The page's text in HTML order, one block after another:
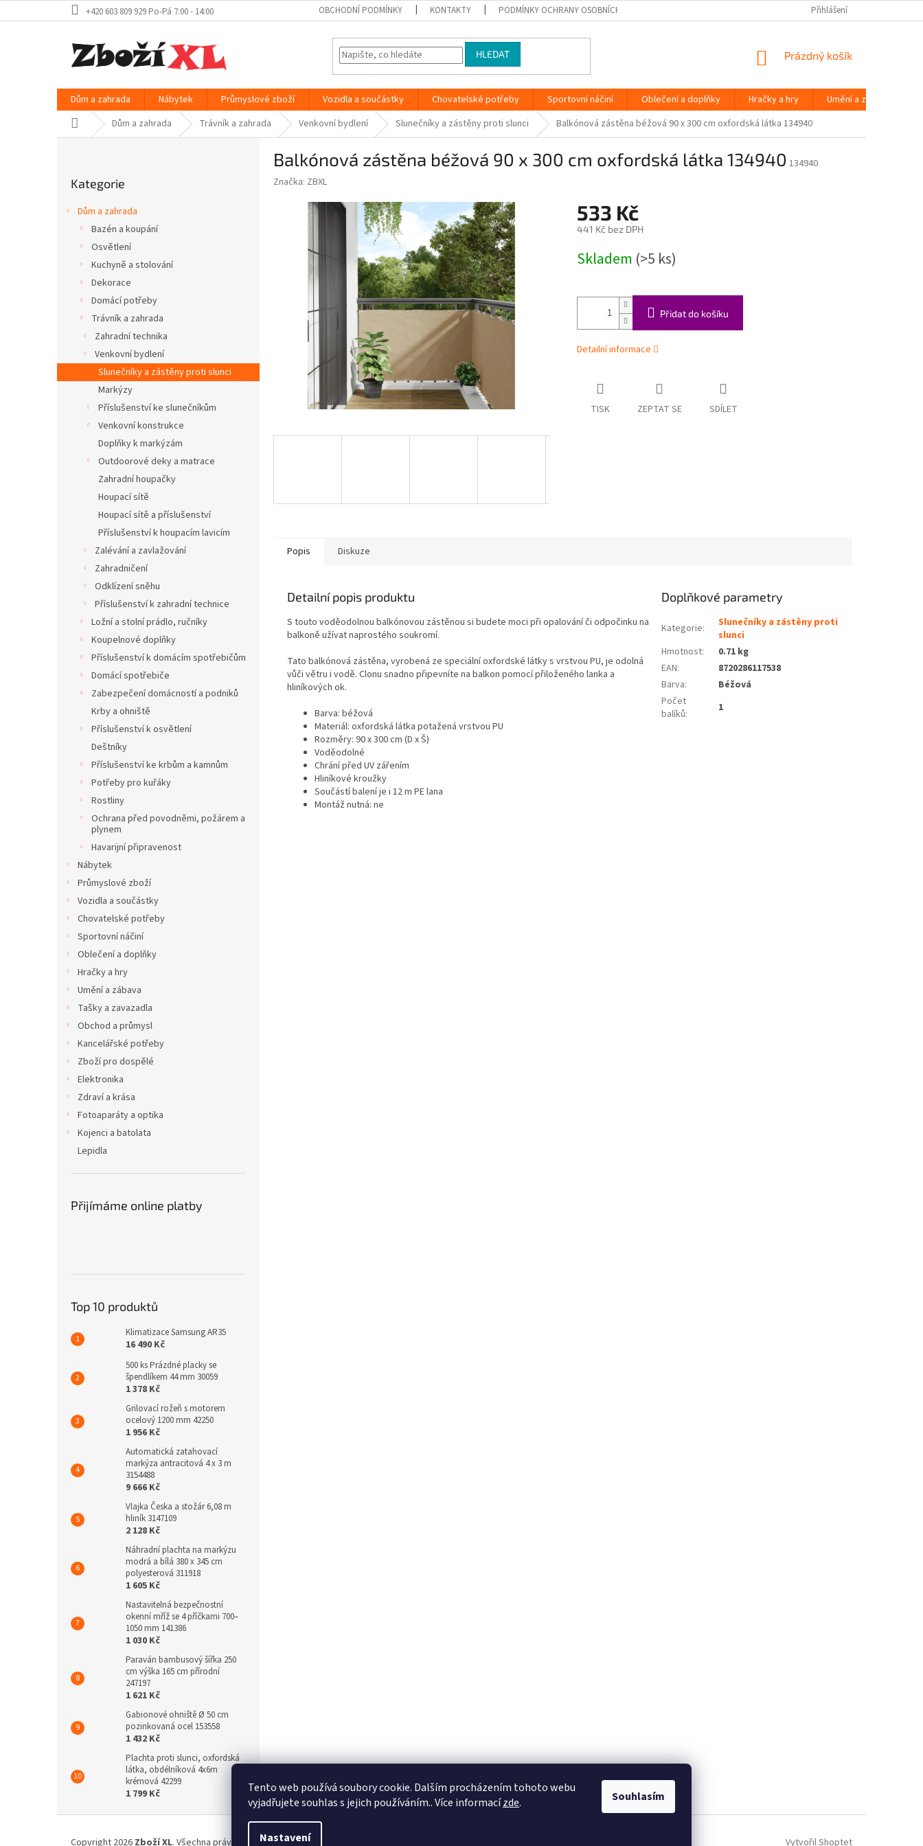
Tento web používá soubory cookie. Dalším procházením tohoto webu
vyjadřujete souhlas s jejich používáním.. Více informacízde.
Nastavení
Souhlasím
na
+420 603 809 929 Po-Pá 7:00 - 14:00 OBCHODNÍ PODMÍNKY KONTAKTY PODMÍNKY OCHRANY OSOBNÍCH ÚDAJŮ Přihlášení
HLEDAT
NÁKUPNÍ
Prázdný košík
Dům a zahrada Nábytek Průmyslové zboží Vozidla a součástky Chovatelské potřeby Sportovní náčiní Oblečení a doplňky Hračky a hry Umění a zábava
Domů Dům a zahrada Trávník a zahrada Venkovní bydlení Slunečníky a zástěny proti slunci Balkónová zástěna béžová 90 x 300 cm oxfordská látka 134940
kategorie
Kategorie
Dům a zahrada
Bazén a koupání
Osvětlení
Kuchyně a stolování
Dekorace
Domácí potřeby
Trávník a zahrada
Zahradní technika
Venkovní bydlení
Slunečníky a zástěny proti slunci
Markýzy
Příslušenství ke slunečníkům
Venkovní konstrukce
Doplňky k markýzám
Outdoorové deky a matrace
Zahradní houpačky
Houpací sítě
Houpací sítě a příslušenství
Příslušenství k houpacím lavicím
Zalévání a zavlažování
Zahradničení
Odklízení sněhu
Příslušenství k zahradní technice
Ložní a stolní prádlo, ručníky
Koupelnové doplňky
Příslušenství k domácím spotřebičům
Domácí spotřebiče
Zabezpečení domácností a podniků
Krby a ohniště
Příslušenství k osvětlení
Deštníky
Příslušenství ke krbům a kamnům
Potřeby pro kuřáky
Rostliny
Ochrana před povodněmi, požárem a
plynem
Havarijní připravenost
Nábytek
Průmyslové zboží
Vozidla a součástky
Chovatelské potřeby
Sportovní náčiní
Oblečení a doplňky
Hračky a hry
Umění a zábava
Tašky a zavazadla
Obchod a průmysl
Kancelářské potřeby
Zboží pro dospělé
Elektronika
Zdraví a krása
Fotoaparáty a optika
Kojenci a batolata
Lepidla
Přijímáme online platby
Top 10 produktů
Klimatizace Samsung AR35
16 490 Kč
500 ks Prázdné placky se
špendlíkem 44 mm 30059
1 378 Kč
Grilovací rožeň s motorem
ocelový 1200 mm 42250
1 956 Kč
Automatická zatahovací
markýza antracitová 4 x 3 m
3154488
9 666 Kč
Vlajka Česka a stožár 6,08 m
hliník 3147109
2 128 Kč
Náhradní plachta na markýzu
modrá a bílá 380 x 345 cm
polyesterová 311918
1 605 Kč
Nastavitelná bezpečnostní
okenní mříž se 4 příčkami 700–
1050 mm 141386
1 030 Kč
Paraván bambusový šířka 250
cm výška 165 cm přírodní
247197
1 621 Kč
Gabionové ohniště Ø 50 cm
pozinkovaná ocel 153558
1 432 Kč
Plachta proti slunci, oxfordská
látka, obdélníková 4x6m
krémová 42299
1 799 Kč
Balkónová zástěna béžová 90 x 300 cm oxfordská látka 134940 134940
Značka: ZBXL
533 Kč
441 Kč bez DPH
cena:
Skladem (>5 ks)
Přidat do košíku
Detailní informace
TISK ZEPTAT SE SDÍLET
Popis Diskuze
Detailní popis produktu
S touto voděodolnou balkónovou zástěnou si budete moci při opalování či odpočinku na
balkoně užívat naprostého soukromí.
Tato balkónová zástěna, vyrobená ze speciální oxfordské látky s vrstvou PU, je odolná
vůči větru i vodě. Clonu snadno připevníte na balkon pomocí přiloženého lanka a
hliníkových ok.
Barva: béžová
Materiál: oxfordská látka potažená vrstvou PU
Rozměry: 90 x 300 cm (D x Š)
Voděodolné
Chrání před UV zářením
Hliníkové kroužky
Součástí balení je i 12 m PE lana
Montáž nutná: ne
Doplňkové parametry
Kategorie:
Slunečníky a zástěny proti
slunci
Hmotnost:
0.71 kg
EAN:
8720286117538
Barva:
Béžová
Počet
balíků: 1
Vytvořil Shoptet
Copyright 2026 Zboží XL. Všechna práva vyhrazena.